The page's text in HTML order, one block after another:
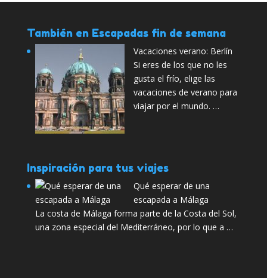
También en Escapadas fin de semana
Vacaciones verano: Berlín
Si eres de los que no les
gusta el frío, elige las
vacaciones de verano para
viajar por el mundo. …
Inspiración para tus viajes
Qué esperar de una
escapada a Málaga
La costa de Málaga forma parte de la Costa del Sol,
una zona especial del Mediterráneo, por lo que a …